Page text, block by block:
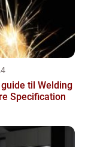
guide til Welding
Specification